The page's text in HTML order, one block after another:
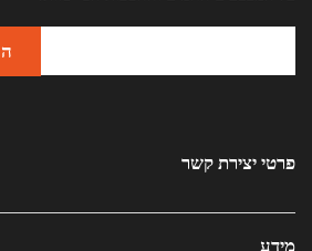
פרטי יצירת קשר
מידע